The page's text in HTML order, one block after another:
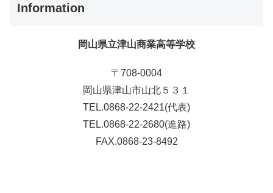
Information
岡山県立津山商業高等学校
〒708-0004
岡山県津山市山北５３１
TEL.0868-22-2421(代表)
TEL.0868-22-2680(進路)
FAX.0868-23-8492